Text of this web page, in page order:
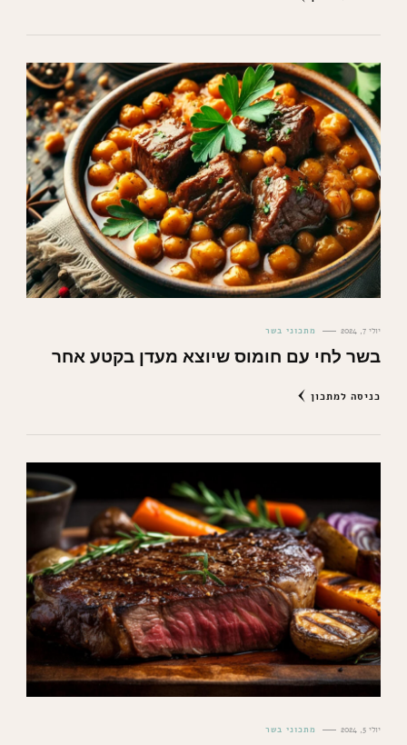
יולי 7, 2024 מתכוני בשר
בשר לחי עם חומוס שיוצא מעדן בקטע אחר
כניסה למתכון
יולי 5, 2024 מתכוני בשר